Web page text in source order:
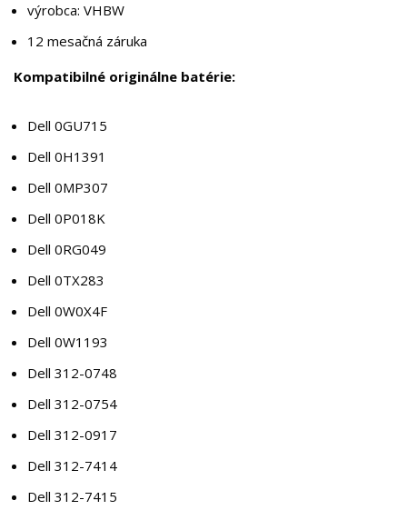
výrobca: VHBW
12 mesačná záruka
Kompatibilné originálne batérie:
Dell 0GU715
Dell 0H1391
Dell 0MP307
Dell 0P018K
Dell 0RG049
Dell 0TX283
Dell 0W0X4F
Dell 0W1193
Dell 312-0748
Dell 312-0754
Dell 312-0917
Dell 312-7414
Dell 312-7415